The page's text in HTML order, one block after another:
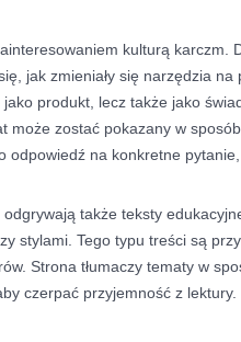
kulturą karczm.
jak zmieniały się narzędzia na
produkt, lecz także jako
może zostać pokazany w
odpowiedź na konkretne
także teksty
stylami. Tego typu treści są
Strona tłumaczy tematy w
czerpać przyjemność z lektury.